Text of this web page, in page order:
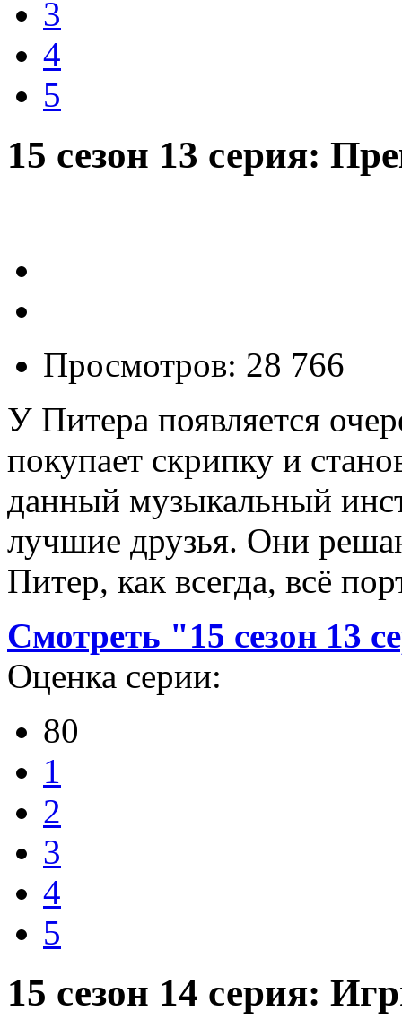
3
4
5
15 сезон 13 серия:
Просмотров: 28 766
У Питера появляется
покупает скрипку и
данный музыкальный
лучшие друзья. Они
Питер, как всегда, всё
Смотреть "15 сезон 13
Оценка серии:
80
1
2
3
4
5
15 сезон 14 серия: